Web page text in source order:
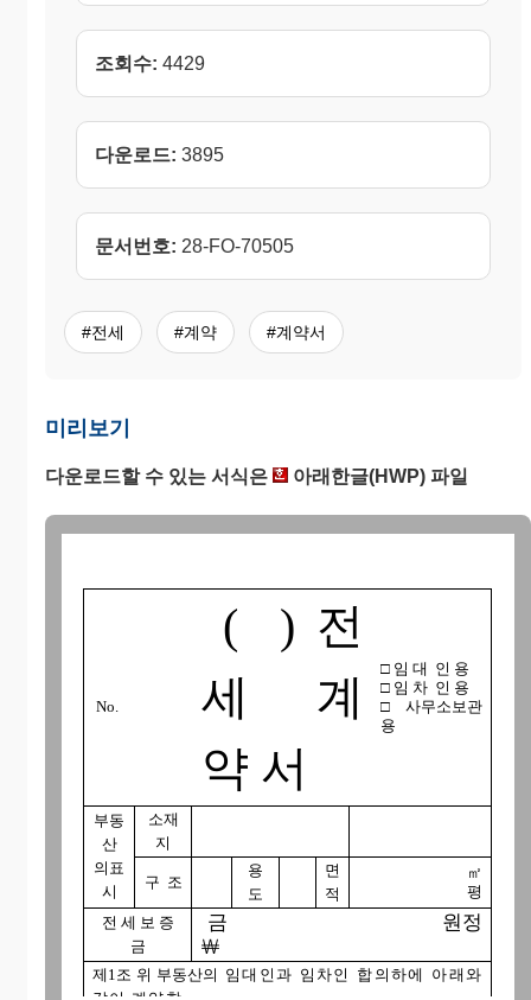
조회수: 4429
다운로드: 3895
문서번호: 28-FO-70505
#전세 #계약 #계약서
미리보기
다운로드할 수 있는 서식은 아래한글(HWP) 파일
No.
( ) 전
세 계
약 서
□ 임 대 인 용
□ 임 차 인 용
□사무소보관
용
부동
산
의표
시
소재
지
구 조
용
도
면
적
㎡
평
전 세 보 증
금
금 원정
￦
제1조 위 부동산의 임대인과 임차인 합의하에 아래와